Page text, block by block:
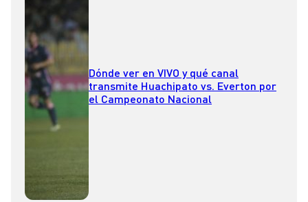
Dónde ver en VIVO y qué canal
transmite Huachipato vs. Everton por
el Campeonato Nacional